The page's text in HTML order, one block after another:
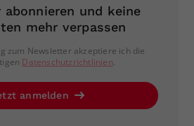
abonnieren und keine
mehr verpassen
zum Newsletter akzeptiere ich die
Datenschutzrichtlinien.
anmelden